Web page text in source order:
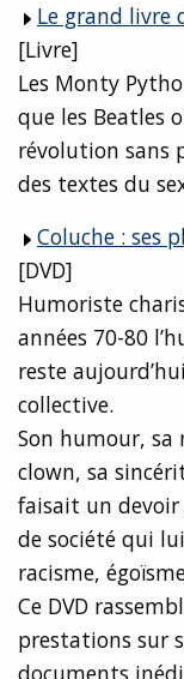
Le grand livre
[Livre]
Les Monty
que les Beatles
révolution sans
des textes du
Coluche : ses
[DVD]
Humoriste
années 70-80
reste
collective.
Son humour, sa
clown, sa
faisait un devoir
de société qui
racisme,
Ce DVD
prestations sur